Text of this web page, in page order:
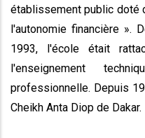
établissement public doté
l'autonomie financière ».
1993, l'école était
l'enseignement
professionnelle. Depuis
Cheikh Anta Diop de Dakar.